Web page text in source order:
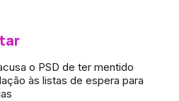
o PSD de ter mentido
às listas de espera para